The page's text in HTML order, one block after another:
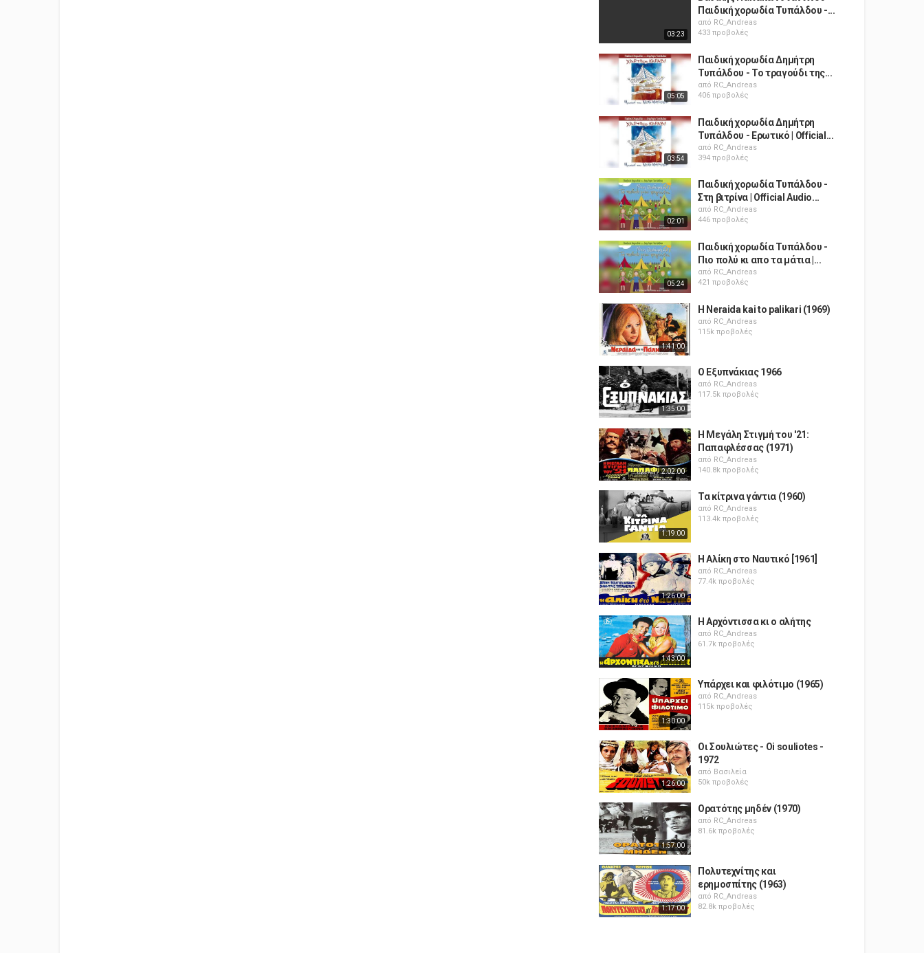
03:23
Παιδική χορωδία Τυπάλδου -...
από RC_Andreas
433 προβολές
05:05
Παιδική χορωδία Δημήτρη
Τυπάλδου - Το τραγούδι της...
από RC_Andreas
406 προβολές
03:54
Παιδική χορωδία Δημήτρη
Τυπάλδου - Ερωτικό | Official...
από RC_Andreas
394 προβολές
02:01
Παιδική χορωδία Τυπάλδου -
Στη βιτρίνα | Official Audio...
από RC_Andreas
446 προβολές
05:24
Παιδική χορωδία Τυπάλδου -
Πιο πολύ κι απο τα μάτια |...
από RC_Andreas
421 προβολές
1:41:00
H Neraida kai to palikari (1969)
από RC_Andreas
115k προβολές
1:35:00
Ο Εξυπνάκιας 1966
από RC_Andreas
117.5k προβολές
2:02:00
Η Μεγάλη Στιγμή του '21:
Παπαφλέσσας (1971)
από RC_Andreas
140.8k προβολές
1:19:00
Τα κίτρινα γάντια (1960)
από RC_Andreas
113.4k προβολές
1:26:00
Η Αλίκη στο Ναυτικό [1961]
από RC_Andreas
77.4k προβολές
1:43:00
Η Αρχόντισσα κι ο αλήτης
από RC_Andreas
61.7k προβολές
1:30:00
Υπάρχει και φιλότιμο (1965)
από RC_Andreas
115k προβολές
1:26:00
Οι Σουλιώτες - Oi souliotes -
1972
από Βασιλεία
50k προβολές
1:57:00
Ορατότης μηδέν (1970)
από RC_Andreas
81.6k προβολές
1:17:00
Πολυτεχνίτης και
ερημοσπίτης (1963)
από RC_Andreas
82.8k προβολές